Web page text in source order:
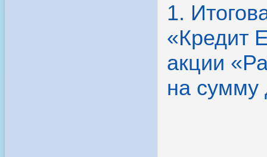
1.
«Кредит
акции
на сумму